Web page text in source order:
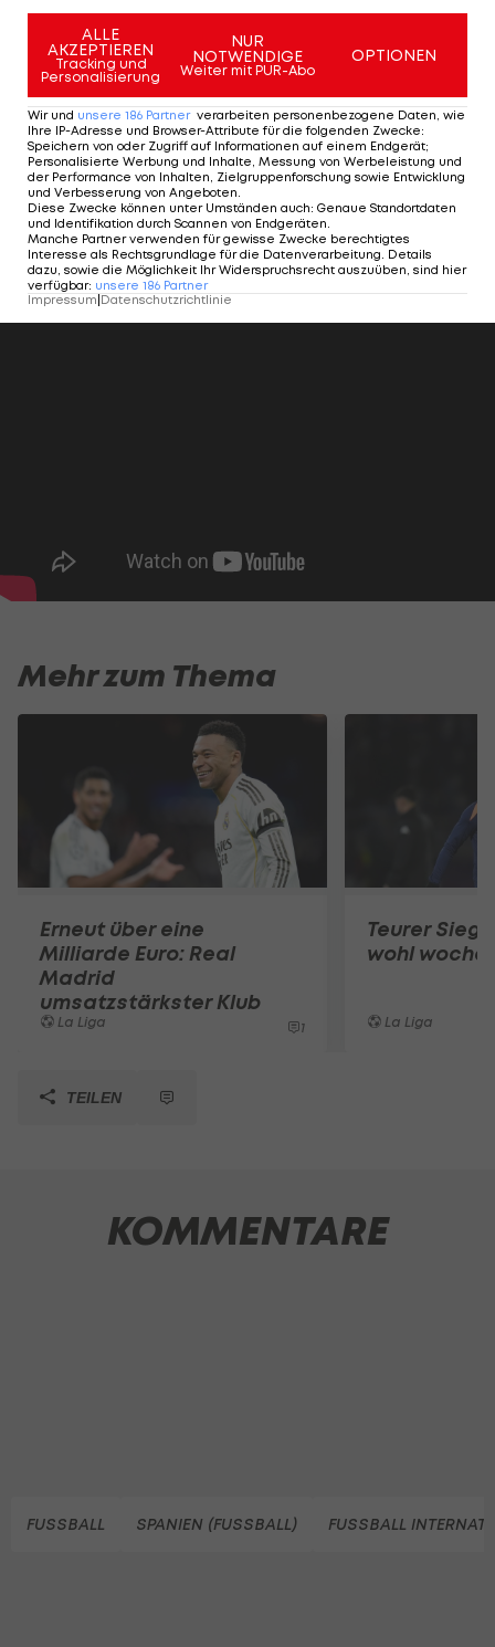
Real-Party in Madrid! So feiern Alaba &
Co. den Meistertitel
SLIDESHOW
STARTEN
Mehr zum Thema
Erneut über eine
Milliarde Euro: Real
Madrid
umsatzstärkster Klub
La Liga 1
Teurer
wohl
La Liga
TEILEN
KOMMENTARE
FUSSBALL SPANIEN (FUSSBALL) FUSSBALL
ALLE
AKZEPTIEREN
Tracking und
Personalisierung
NUR
NOTWENDIGE
Weiter mit PUR-Abo
OPTIONEN
Wir und unsere 186 Partner verarbeiten personenbezogene Daten, wie
Ihre IP-Adresse und Browser-Attribute für die folgenden Zwecke:
Speichern von oder Zugriff auf Informationen auf einem Endgerät;
Personalisierte Werbung und Inhalte, Messung von Werbeleistung und
der Performance von Inhalten, Zielgruppenforschung sowie Entwicklung
und Verbesserung von Angeboten.
Diese Zwecke können unter Umständen auch: Genaue Standortdaten
und Identifikation durch Scannen von Endgeräten.
Manche Partner verwenden für gewisse Zwecke berechtigtes
Interesse als Rechtsgrundlage für die Datenverarbeitung. Details
dazu, sowie die Möglichkeit Ihr Widerspruchsrecht auszuüben, sind hier
verfügbar: unsere 186 Partner
Impressum Datenschutzrichtlinie